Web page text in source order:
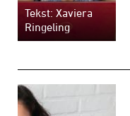
Tekst: Xaviera
Ringeling